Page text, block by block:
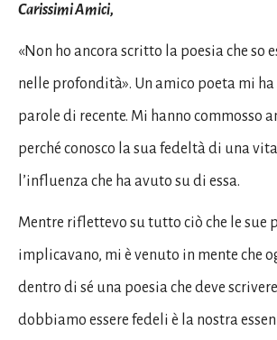
Carissimi Amici,
«Non ho ancora scritto la poesia che so
nelle profondità». Un amico poeta mi
parole di recente. Mi hanno commosso
perché conosco la sua fedeltà di una
l’influenza che ha avuto su di essa.
Mentre riflettevo su tutto ciò che le sue
implicavano, mi è venuto in mente che
dentro di sé una poesia che deve
dobbiamo essere fedeli è la nostra